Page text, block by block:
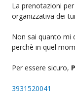
La prenotazioni
organizzativa dei
Non sai quanto mi
perchè in quel
Per essere sicuro,
3931520041